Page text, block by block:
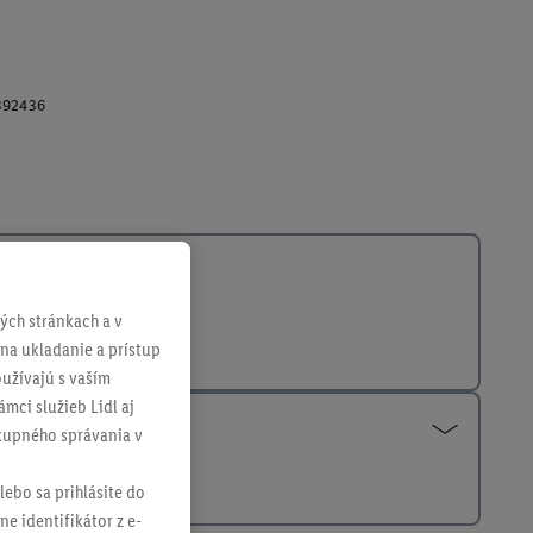
stránkach a v
ukladanie a prístup
s vaším
služieb Lidl aj
správania v
sa prihlásite do
identifikátor z e-